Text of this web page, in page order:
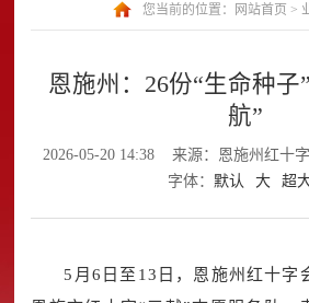
您当前的位置： 网站首页 >
恩施州：26份“生命种子
航”
2026-05-20 14:38 来源：恩施州红十
字体： 默认 大 超
5月6日至13日，恩施州红十字